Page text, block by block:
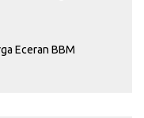
Eceran BBM